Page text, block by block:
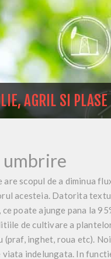
AGRIL SI PLASE
umbrire
are scopul de a diminua
acesteia. Datorita
poate ajunge pana la
de cultivare a
(praf, inghet, roua etc).
viata indelungata. In